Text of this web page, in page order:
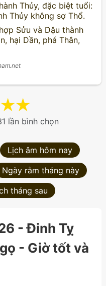
Thủy, đặc biệt tuổi:
Thủy không sợ Thổ.
Sửu và Dậu thành
hại Dần, phá Thân,
★
lần bình chọn
Lịch âm hôm nay
Ngày rằm tháng này
tháng sau
- Đinh Tỵ
- Giờ tốt và